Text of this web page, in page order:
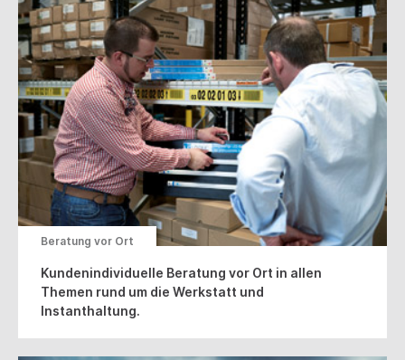
Beratung vor Ort
Kundenindividuelle Beratung vor Ort in allen
Themen rund um die Werkstatt und
Instanthaltung.